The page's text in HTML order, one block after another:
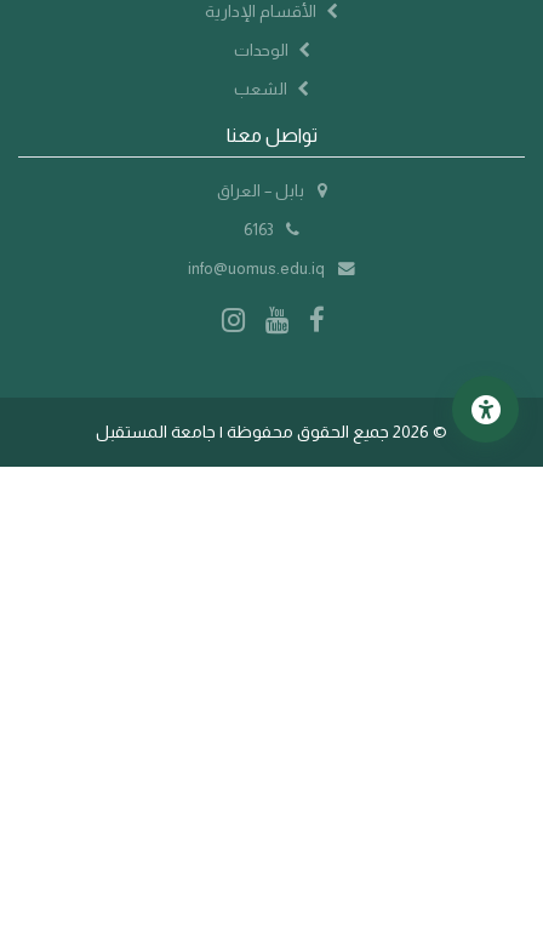
الأقسام الإدارية
الوحدات
الشعب
تواصل معنا
بابل – العراق
info@uomus.edu.iq
© 2026 جميع الحقوق محفوظة | جامعة المستقبل